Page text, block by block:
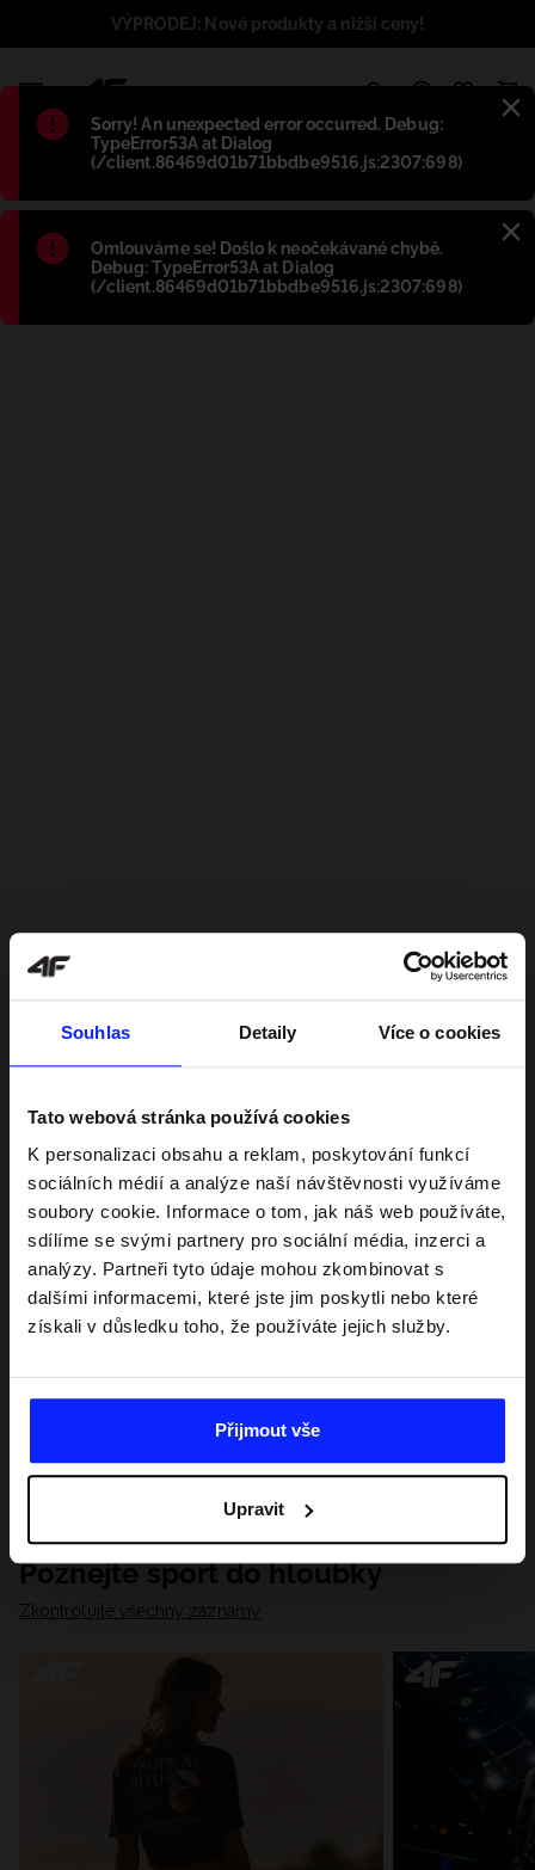
Souhlas Detaily Více o cookies
Tato webová stránka používá cookies
K personalizaci obsahu a reklam, poskytování funkcí
sociálních médií a analýze naší návštěvnosti využíváme
soubory cookie. Informace o tom, jak náš web používáte,
sdílíme se svými partnery pro sociální média, inzerci a
analýzy. Partneři tyto údaje mohou zkombinovat s
dalšími informacemi, které jste jim poskytli nebo které
získali v důsledku toho, že používáte jejich služby.
Přijmout vše
Upravit
Błąd:
Sorry! An unexpected error occurred. Debug:
TypeError53A at Dialog
(/client.86469d01b71bbdbe9516.js:2307:698)
Błąd:
Omlouváme se! Došlo k neočekávané chybě.
Debug: TypeError53A at Dialog
(/client.86469d01b71bbdbe9516.js:2307:698)
VÝPRODEJ: Nové produkty a nižší ceny!
Poznejte sport do hloubky
Zkontrolujte všechny záznamy